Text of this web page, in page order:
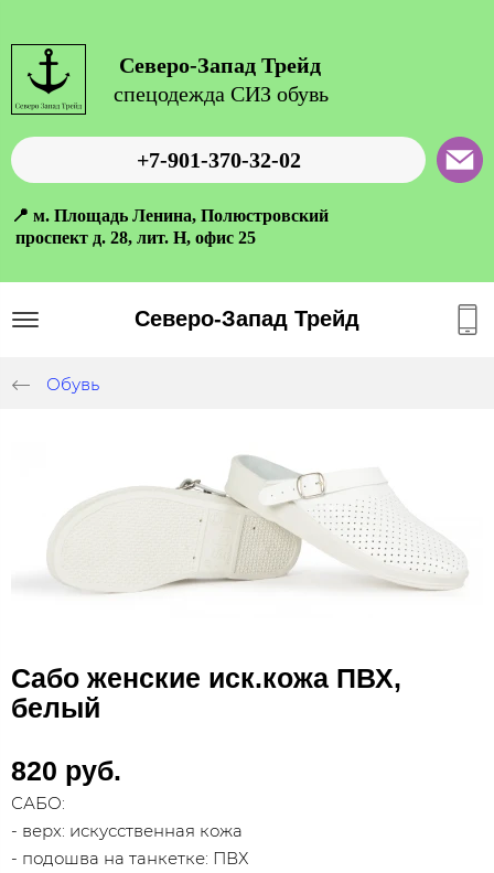
Северо-Запад Трейд
спецодежда СИЗ обувь
+7-901-370-32-02
📍 м. Площадь Ленина, Полюстровский
проспект д. 28, лит. Н, офис 25
Северо-Запад Трейд
Обувь
Сабо женские иск.кожа ПВХ,
белый
820 руб.
САБО:
- верх: искусственная кожа
- подошва на танкетке: ПВХ